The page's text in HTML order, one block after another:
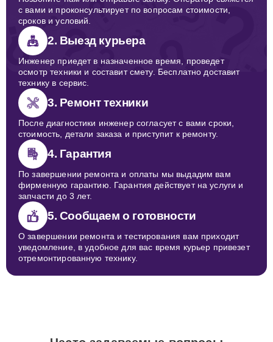
с вами и проконсультирует по вопросам стоимости,
сроков и условий.
2. Выезд курьера
Инженер приедет в назначенное время, проведет
осмотр техники и составит смету. Бесплатно доставит
технику в сервис.
3. Ремонт техники
После диагностики инженер согласует с вами сроки,
стоимость, детали заказа и приступит к ремонту.
4. Гарантия
По завершении ремонта и оплаты мы выдадим вам
фирменную гарантию. Гарантия действует на услуги и
запчасти до 3 лет.
5. Сообщаем о готовности
О завершении ремонта и тестирования вам приходит
уведомление, в удобное для вас время курьер привезет
отремонтированную технику.